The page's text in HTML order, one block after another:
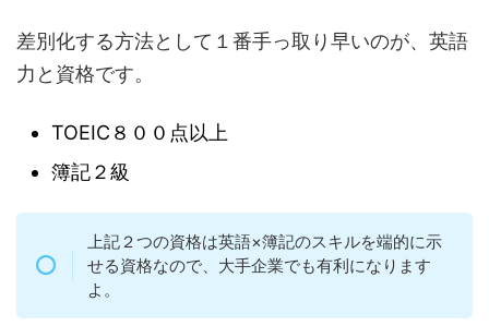
差別化する方法として１番手っ取り早いのが、英語
力と資格です。
TOEIC８００点以上
簿記２級
上記２つの資格は英語×簿記のスキルを端的に示
せる資格なので、大手企業でも有利になります
よ。